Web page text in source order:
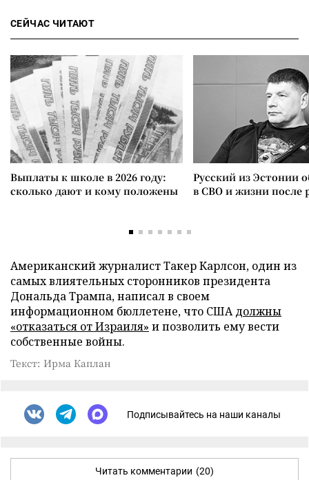
СЕЙЧАС ЧИТАЮТ
Выплаты к школе в 2026 году:
сколько дают и кому положены
Русский из Эстонии
в СВО и жизни после
Американский журналист Такер Карлсон, один из
самых влиятельных сторонников президента
Дональда Трампа, написал в своем
информационном бюллетене, что СШАдолжны
«отказаться от Израиля» и позволить ему вести
собственные войны.
Текст: Ирма Каплан
Подписывайтесь на наши каналы
Читать комментарии (20)